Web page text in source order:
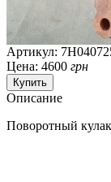
Артикул:
Цена: 4600 грн
Описание
Поворотный